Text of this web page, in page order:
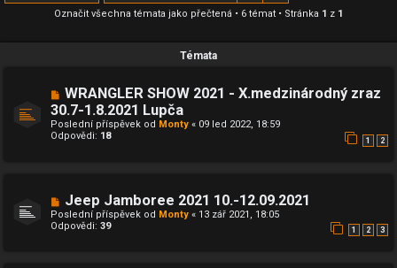
Označit všechna témata jako přečtená • 6 témat • Stránka 1 z 1
Témata
WRANGLER SHOW 2021 - X.medzinárodný zraz
30.7-1.8.2021 Lupča
Poslední příspěvek od Monty « 09 led 2022, 18:59
Odpovědi: 18 1 2
Jeep Jamboree 2021 10.-12.09.2021
Poslední příspěvek od Monty « 13 zář 2021, 18:05
Odpovědi: 39 1 2 3